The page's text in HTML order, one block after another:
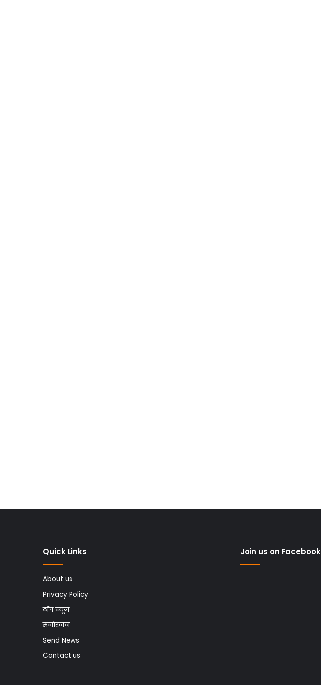
Quick Links
About us
Privacy Policy
टॉप न्यूज
मनोरंजन
Send News
Contact us
Join us on Facebook